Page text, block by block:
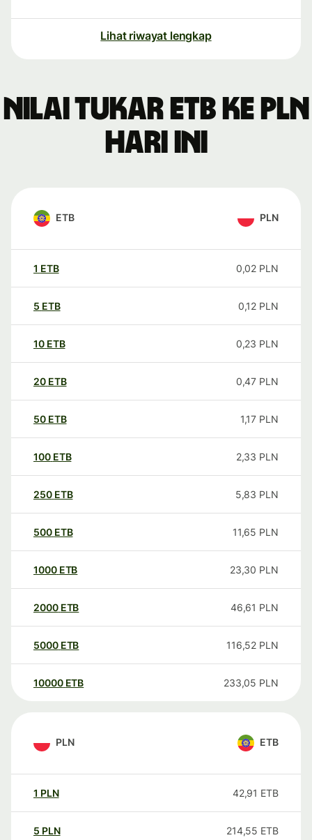
Lihat riwayat lengkap
Nilai tukar ETB ke PLN
hari ini
ETB PLN
1 ETB 0,02 PLN
5 ETB 0,12 PLN
10 ETB 0,23 PLN
20 ETB 0,47 PLN
50 ETB 1,17 PLN
100 ETB 2,33 PLN
250 ETB 5,83 PLN
500 ETB 11,65 PLN
1000 ETB 23,30 PLN
2000 ETB 46,61 PLN
5000 ETB 116,52 PLN
10000 ETB 233,05 PLN
PLN ETB
1 PLN 42,91 ETB
5 PLN 214,55 ETB